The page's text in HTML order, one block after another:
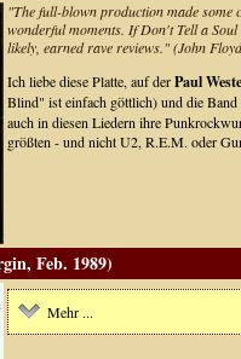
"The full-blown production made some
wonderful moments. If Don't Tell a
likely, earned rave reviews." (John
Ich liebe diese Platte, auf derPaul
Blind" ist einfach göttlich) und die Band
auch in diesen Liedern ihre
größten - und nicht U2, R.E.M. oder
Feb. 1989)
Mehr ...